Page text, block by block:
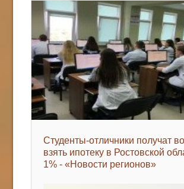
НОВОСТИ СЕГОДНЯ
КАК С НАМИ СВЯЗАТЬСЯ
Студенты-отличники получат
взять ипотеку в Ростовской
1% - «Новости регионов»